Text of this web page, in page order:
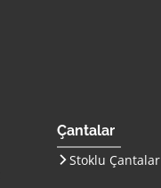
Çantalar
Stoklu Çantalar